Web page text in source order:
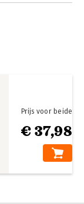
€ 37,98
Prijs voor beide